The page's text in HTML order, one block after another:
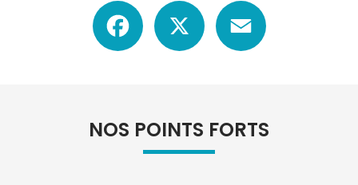
Facebook
NOS POINTS FORTS